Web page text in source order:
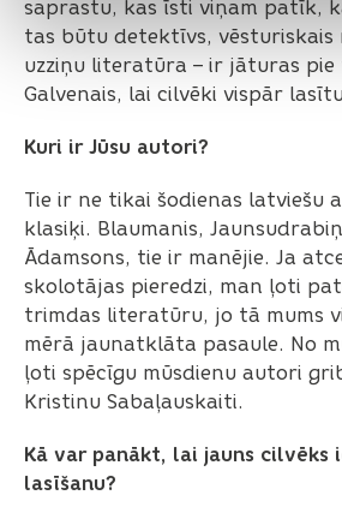
saprastu, kas īsti viņam patīk,
tas būtu detektīvs, vēsturiskais
uzziņu literatūra – ir jāturas pie
Galvenais, lai cilvēki vispār
Kuri ir Jūsu autori?
Tie ir ne tikai šodienas latviešu
klasiķi. Blaumanis,
Ādamsons, tie ir manējie. Ja
skolotājas pieredzi, man ļoti
trimdas literatūru, jo tā mums
mērā jaunatklāta pasaule. No
ļoti spēcīgu mūsdienu autori
Kristinu Sabaļauskaiti.
Kā var panākt, lai jauns cilvēks
lasīšanu?